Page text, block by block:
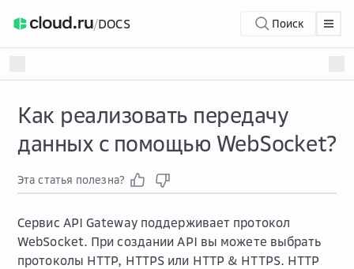
/DOCS Поиск
Как реализовать передачу
данных с помощью WebSocket?
Эта статья полезна?
Сервис API Gateway поддерживает протокол
WebSocket. При создании API вы можете выбрать
протоколы HTTP, HTTPS или HTTP & HTTPS. HTTP